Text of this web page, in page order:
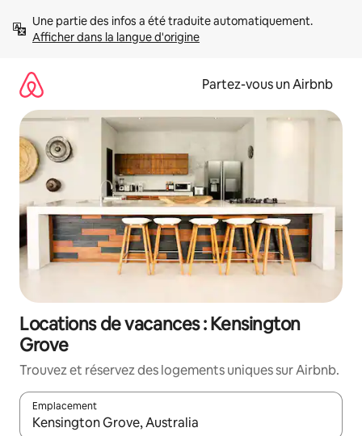
directement
Afficher dans la langue d'origine
Partez-vous un Airbnb
Locations de vacances : Kensington
Grove
Trouvez et réservez des logements uniques sur Airbnb.
Emplacement
Quand les résultats sont affichés, parcourez-les en utilisant